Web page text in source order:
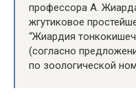
профессора А.
жгутиковое
“Жиардия
(согласно
по зоологической